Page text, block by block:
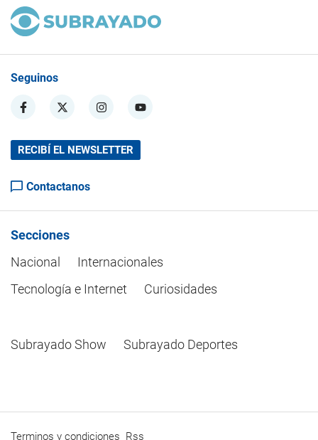
Seguinos
RECIBÍ EL NEWSLETTER
Contactanos
Secciones
Nacional
Internacionales
Tecnología e Internet
Curiosidades
Subrayado Show Subrayado Deportes
Terminos y condiciones Rss